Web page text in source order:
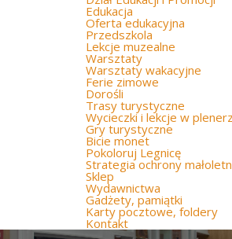
Edukacja
Oferta edukacyjna
Przedszkola
Lekcje muzealne
Warsztaty
Warsztaty wakacyjne
Ferie zimowe
Dorośli
Trasy turystyczne
Wycieczki i lekcje w
Gry turystyczne
Bicie monet
Pokoloruj Legnicę
Strategia ochrony
Sklep
Wydawnictwa
Gadżety, pamiątki
Karty pocztowe, foldery
Kontakt